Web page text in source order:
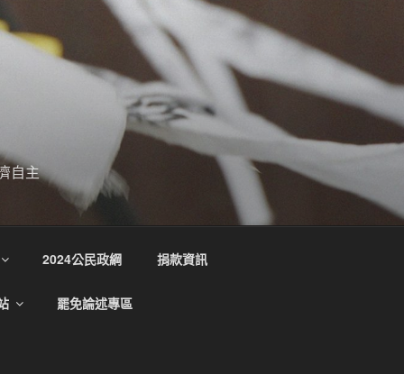
自主
2024公民政綱 捐款資訊
罷免論述專區